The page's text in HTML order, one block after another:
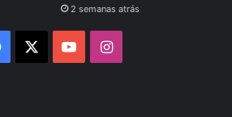
2 semanas atrás
Facebook YouTubeInstagram